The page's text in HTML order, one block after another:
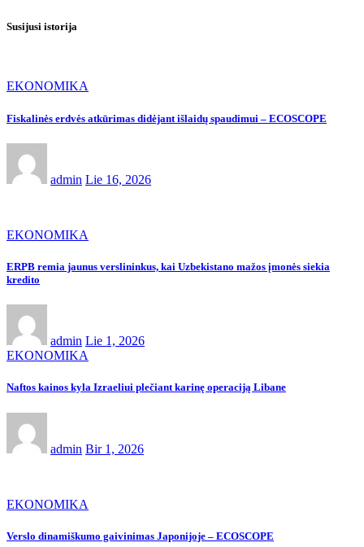
Susijusi istorija
EKONOMIKA
Fiskalinės erdvės atkūrimas didėjant išlaidų spaudimui – ECOSCOPE
admin Lie 16, 2026
EKONOMIKA
ERPB remia jaunus verslininkus, kai Uzbekistano mažos įmonės siekia
kredito
admin Lie 1, 2026
EKONOMIKA
Naftos kainos kyla Izraeliui plečiant karinę operaciją Libane
admin Bir 1, 2026
EKONOMIKA
Verslo dinamiškumo gaivinimas Japonijoje – ECOSCOPE